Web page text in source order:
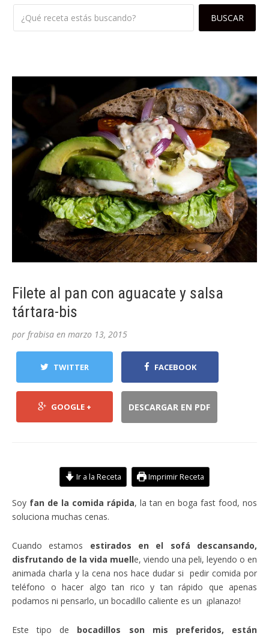
Filete al pan con aguacate y salsa
tártara-bis
por frabisa en marzo 13, 2015
TWITTER FACEBOOK
GOOGLE + DESCARGAR EN PDF
Ir a la Receta Imprimir Receta
Soy fan de la comida rápida, la tan en boga fast food, nos
soluciona muchas cenas.
Cuando estamos estirados en el sofá descansando,
disfrutando de la vida muelle, viendo una peli, leyendo o en
animada charla y la cena nos hace dudar si pedir comida por
teléfono o hacer algo tan rico y tan rápido que apenas
podamos ni pensarlo, un bocadillo caliente es un ¡planazo!
Este tipo de bocadillos son mis preferidos, están